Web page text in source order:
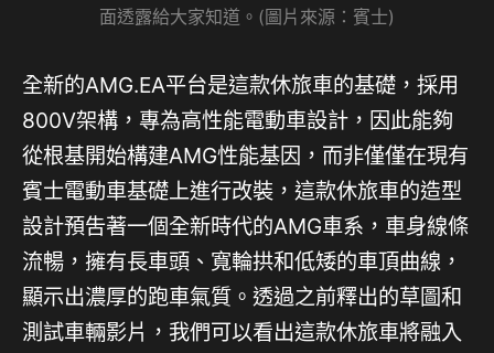
面透露給大家知道。(圖片來源：賓士)
全新的AMG.EA平台是這款休旅車的基礎，採用
800V架構，專為高性能電動車設計，因此能夠
從根基開始構建AMG性能基因，而非僅僅在現有
賓士電動車基礎上進行改裝，這款休旅車的造型
設計預吿著一個全新時代的AMG車系，車身線條
流暢，擁有長車頭、寬輪拱和低矮的車頂曲線，
顯示出濃厚的跑車氣質。透過之前釋出的草圖和
測試車輛影片，我們可以看出這款休旅車將融入